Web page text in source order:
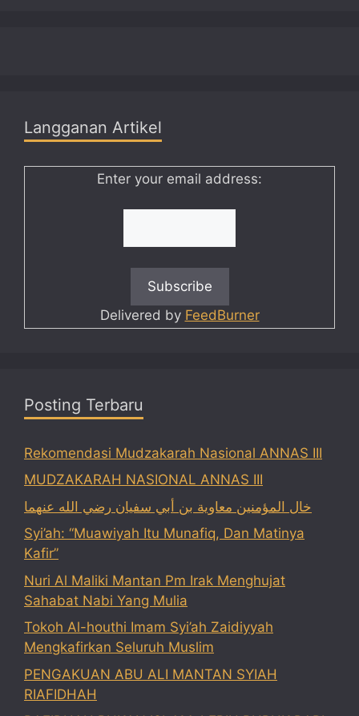
Langganan Artikel
Enter your email address:
Delivered by FeedBurner
Posting Terbaru
Rekomendasi Mudzakarah Nasional ANNAS III
MUDZAKARAH NASIONAL ANNAS III
خال المؤمنين معاوية بن أبي سفيان رضي الله عنهما
Syi’ah: “Muawiyah Itu Munafiq, Dan Matinya
Kafir”
Nuri Al Maliki Mantan Pm Irak Menghujat
Sahabat Nabi Yang Mulia
Tokoh Al-houthi Imam Syi’ah Zaidiyyah
Mengkafirkan Seluruh Muslim
PENGAKUAN ABU ALI MANTAN SYIAH
RIAFIDHAH